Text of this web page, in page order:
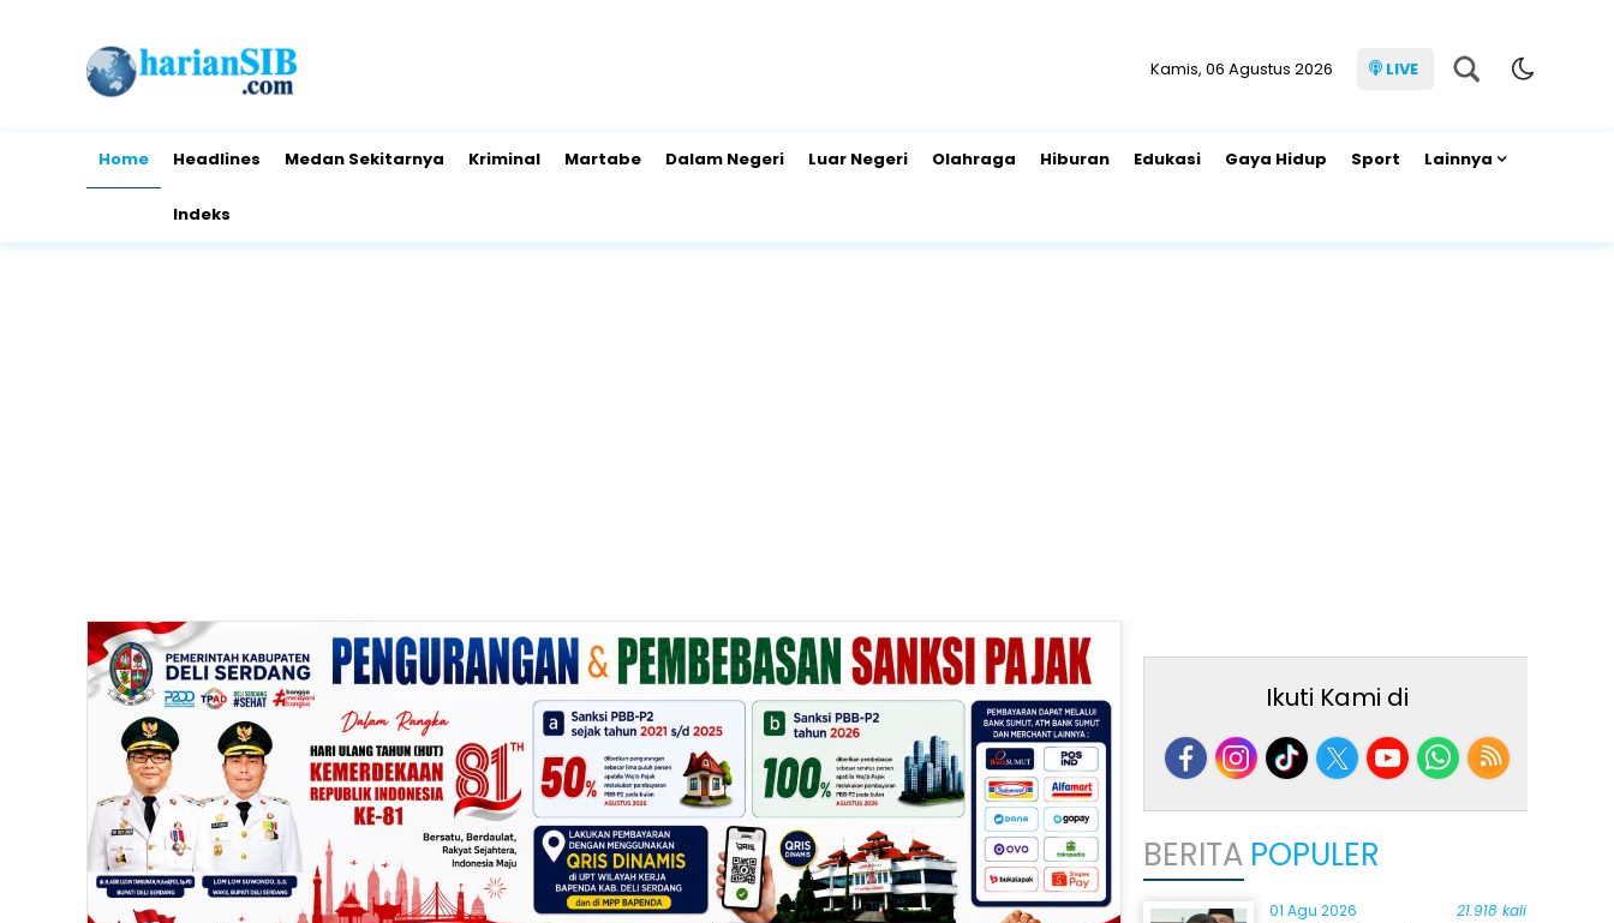
Kamis, 06 Agustus 2026 LIVE
Home Headlines Medan Sekitarnya Kriminal Martabe Dalam Negeri Luar Negeri Olahraga Hiburan Edukasi Gaya Hidup Sport Lainnya
Indeks
Ikuti Kami di
BERITA POPULER
01 Agu 2026 21.918 kali